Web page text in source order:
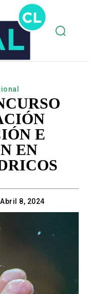
E
EN
Abril 8, 2024